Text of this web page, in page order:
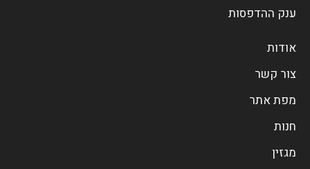
ענק ההדפסות
אודות
צור קשר
מפת אתר
חנות
מגזין